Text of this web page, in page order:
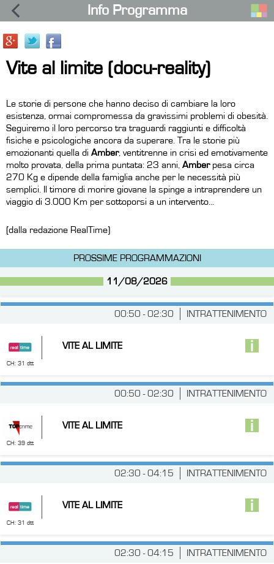
Info Programma
Vite al limite (docu-reality)
Le storie di persone che hanno deciso di cambiare la loro
esistenza, ormai compromessa da gravissimi problemi di obesità.
Seguiremo il loro percorso tra traguardi raggiunti e difficoltà
fisiche e psicologiche ancora da superare. Tra le storie più
emozionanti quella di Amber, ventitrenne in crisi ed emotivamente
molto provata, della prima puntata: 23 anni, Amberpesa circa
270 Kg e dipende della famiglia anche per le necessità più
semplici. Il timore di morire giovane la spinge a intraprendere un
viaggio di 3.000 Km per sottoporsi a un intervento...
(dalla redazione RealTime)
PROSSIME PROGRAMMAZIONI
11/08/2026
INTRATTENIMENTO
00:50 - 02:30
CH: 31 dtt
VITE AL LIMITE
INTRATTENIMENTO
00:50 - 02:30
CH: 39 dtt
VITE AL LIMITE
INTRATTENIMENTO
02:30 - 04:15
CH: 31 dtt
VITE AL LIMITE
INTRATTENIMENTO
02:30 - 04:15